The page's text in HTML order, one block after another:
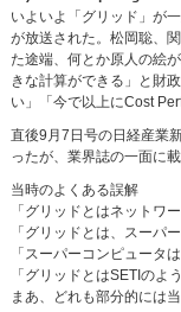
いよいよ「グリッド」が
が放送された。松岡聡、
た途端、何とか原人の絵
きな計算ができる」と財
い」「今で以上にCost
直後9月7日号の日経産業
ったが、業界誌の一面に
当時のよくある誤解
「グリッドとはネットワ
「グリッドとは、スーパ
「スーパーコンピュータ
「グリッドとはSETIのよ
まあ、どれも部分的には当